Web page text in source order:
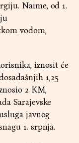
Naime, od 1.
vodom,
iznosit će
1,25
2 KM,
Sarajevske
javnog
1. srpnja.